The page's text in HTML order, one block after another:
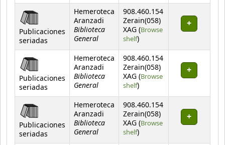
Publicaciones
seriadas
Hemeroteca
Aranzadi
Biblioteca
General
908.460.154
Zerain(058)
XAG (Browse
shelf(Opens below)
)
Publicaciones
seriadas
Hemeroteca
Aranzadi
Biblioteca
General
908.460.154
Zerain(058)
XAG (Browse
shelf(Opens below)
)
Publicaciones
seriadas
Hemeroteca
Aranzadi
Biblioteca
General
908.460.154
Zerain(058)
XAG (Browse
shelf(Opens below)
)